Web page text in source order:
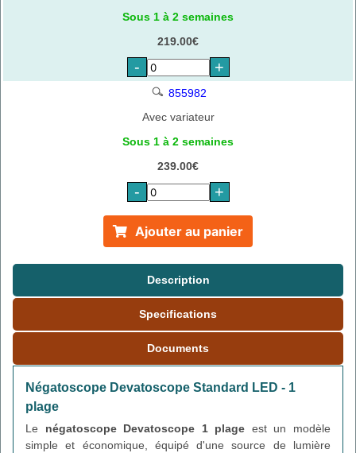
Sous 1 à 2 semaines
219.00€
- +
855982
Avec variateur
Sous 1 à 2 semaines
239.00€
- +
Ajouter au panier
Description
Specifications
Documents
Négatoscope Devatoscope Standard LED - 1
plage
Le négatoscope Devatoscope 1 plage est un modèle
simple et économique, équipé d'une source de lumière